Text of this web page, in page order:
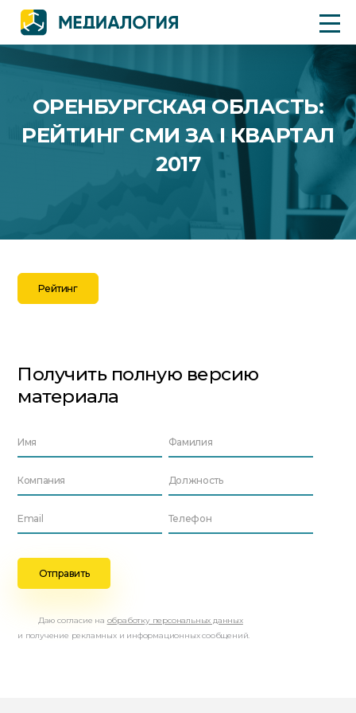
ОРЕНБУРГСКАЯ ОБЛАСТЬ:
РЕЙТИНГ СМИ ЗА I КВАРТАЛ
2017
Рейтинг
Получить полную версию
материала
Даю согласие на обработку персональных данных
и получение рекламных и информационных сообщений.